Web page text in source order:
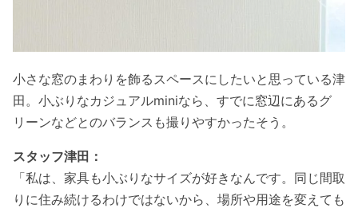
小さな窓のまわりを飾るスペースにしたいと思っている津
田。小ぶりなカジュアルminiなら、すでに窓辺にあるグ
リーンなどとのバランスも撮りやすかったそう。
スタッフ津田：
「私は、家具も小ぶりなサイズが好きなんです。同じ間取
りに住み続けるわけではないから、場所や用途を変えても